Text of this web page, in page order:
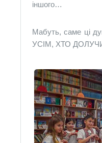
іншого…
Мабуть, саме ці
УСІМ, ХТО